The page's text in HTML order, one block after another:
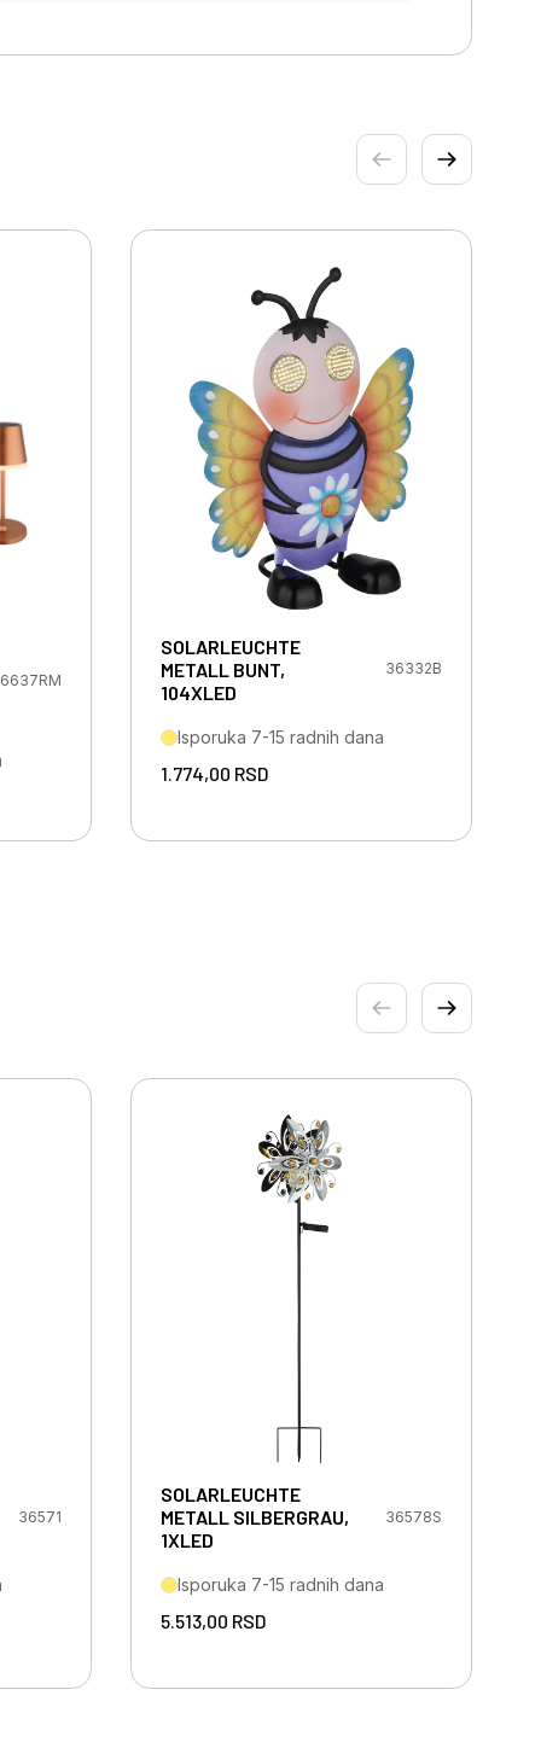
SOLARLEUCHTE
METALL BUNT,
104XLED
36332B
Isporuka 7-15 radnih dana
1.774,00 RSD
36571
SOLARLEUCHTE
METALL SILBERGRAU,
1XLED
36578S
Isporuka 7-15 radnih dana
5.513,00 RSD